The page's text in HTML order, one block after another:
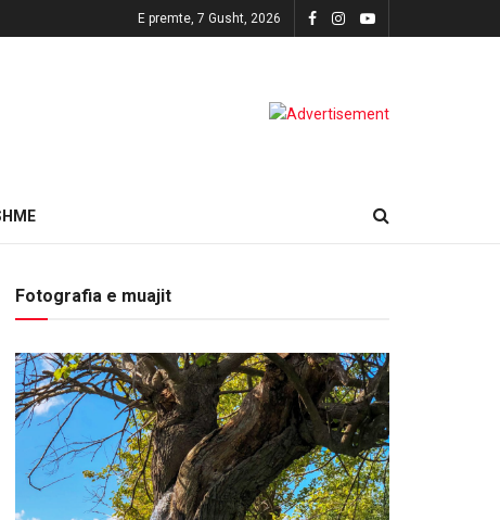
E premte, 7 Gusht, 2026
Fotografia e muajit